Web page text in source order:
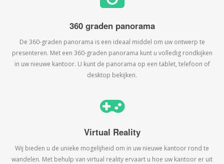
360 graden panorama
De 360-graden panorama is een ideaal middel om uw ontwerp te
presenteren. Met een 360-graden panorama kunt u volledig rondkijken
in uw nieuwe kantoor. U kunt de panorama op een tablet, telefoon of
desktop bekijken.
Virtual Reality
Wij bieden u de unieke mogelijheid om in uw nieuwe kantoor rond te
wandelen. Met behulp van virtual reality ervaart u hoe uw kantoor er uit